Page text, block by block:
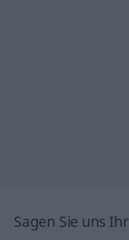
Sagen Sie uns